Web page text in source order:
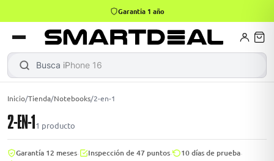
4,9 · +800 reseñas Google
Busca iPhone 16
Gamer
MacBook Air
Mini PC
Inicio/Tienda/Notebooks/2-en-1
2-EN-1 1 producto
Garantía 12 meses Inspección de 47 puntos 10 días de prueba